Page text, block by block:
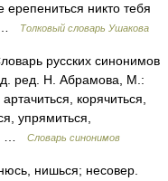
никто тебя
…
Толковый словарь Ушакова
русских синонимов
ред. Н. Абрамова, М.:
корячиться,
упрямиться,
…
Словарь синонимов
нишься; несовер.